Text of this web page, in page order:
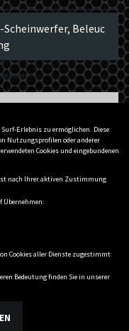
Scheinwerfer, Beleuc
06132 / 25547
Disclaimer
powered by 1000PS
Surf-Erlebnis zu ermöglichen. Diese
Nutzungsprofilen oder anderer
Cookies und eingebundenen
nach Ihrer aktiven Zustimmung
Übernehmen:
Cookies aller Dienste zugestimmt
Bedeutung finden Sie in unserer